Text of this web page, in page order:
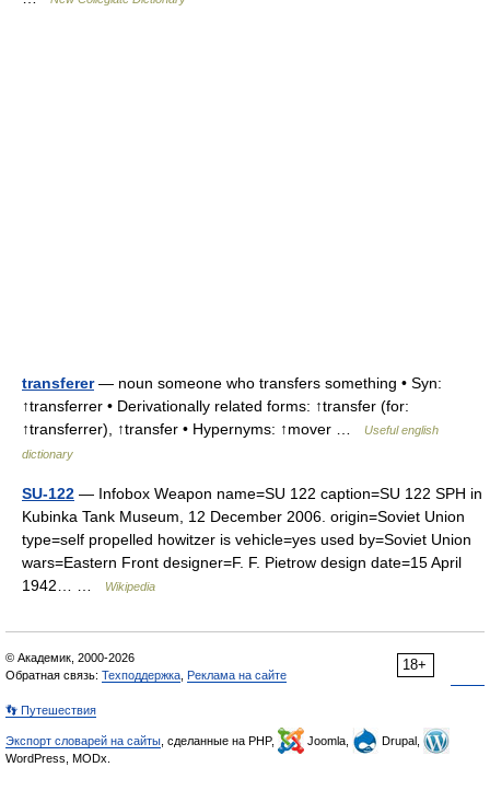
transferer— noun someone who transfers something • Syn:
↑transferrer • Derivationally related forms: ↑transfer (for:
↑transferrer), ↑transfer • Hypernyms: ↑mover …
Useful english
dictionary
SU-122 — Infobox Weapon name=SU 122 caption=SU 122 SPH in
Kubinka Tank Museum, 12 December 2006. origin=Soviet Union
type=self propelled howitzer is vehicle=yes used by=Soviet Union
wars=Eastern Front designer=F. F. Pietrow design date=15 April
1942… …
Wikipedia
18+
© Академик, 2000-2026
Обратная связь: Техподдержка Реклама на сайте
👣 Путешествия
Экспорт словарей на сайты , сделанные на PHP, Joomla,
Drupal,
WordPress, MODx.